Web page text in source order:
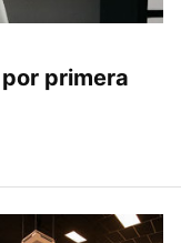
primera